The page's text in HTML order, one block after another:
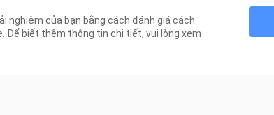
xem
- Tập 11 [Việt sub]
749 Lượt xem
nghiệm của bạn bằng cách đánh giá cách
Để biết thêm thông tin chi tiết, vui lòng xem